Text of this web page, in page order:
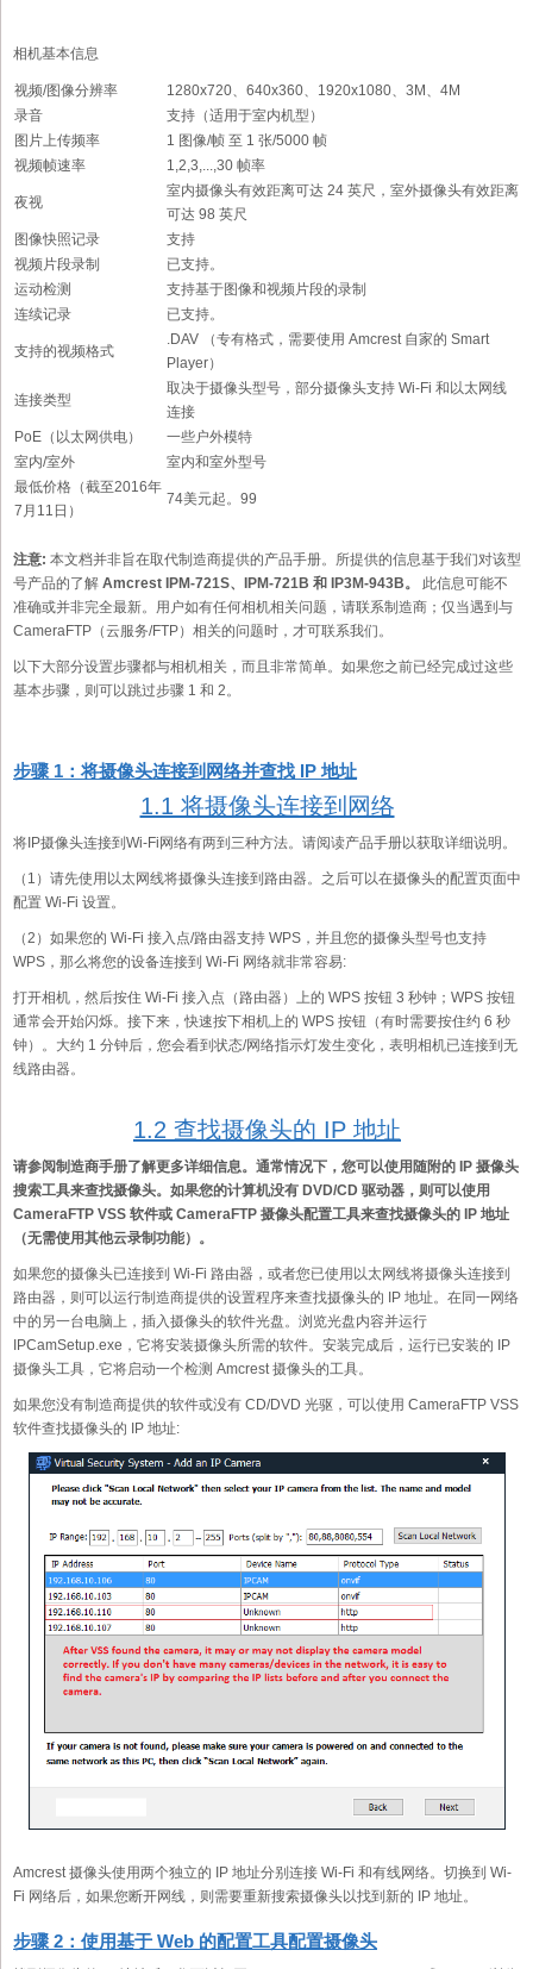
相机基本信息
视频/图像分辨率
1280x720、640x360、1920x1080、3M、4M
录音
支持（适用于室内机型）
图片上传频率
1 图像/帧 至 1 张/5000 帧
视频帧速率
1,2,3,...,30 帧率
夜视
室内摄像头有效距离可达 24 英尺，室外摄像头有效距离
可达 98 英尺
图像快照记录
支持
视频片段录制
已支持。
运动检测
支持基于图像和视频片段的录制
连续记录
已支持。
支持的视频格式
.DAV （专有格式，需要使用 Amcrest 自家的 Smart
Player）
连接类型
取决于摄像头型号，部分摄像头支持 Wi-Fi 和以太网线
连接
PoE（以太网供电）
一些户外模特
室内/室外
室内和室外型号
最低价格（截至2016年
7月11日）
74美元起。99
注意: 本文档并非旨在取代制造商提供的产品手册。所提供的信息基于我们对该型
号产品的了解 Amcrest IPM-721S、IPM-721B 和 IP3M-943B。
此信息可能不
准确或并非完全最新。用户如有任何相机相关问题，请联系制造商；仅当遇到与
CameraFTP（云服务/FTP）相关的问题时，才可联系我们。
以下大部分设置步骤都与相机相关，而且非常简单。如果您之前已经完成过这些
基本步骤，则可以跳过步骤 1 和 2。
步骤 1：将摄像头连接到网络并查找 IP 地址
1.1 将摄像头连接到网络
将IP摄像头连接到Wi-Fi网络有两到三种方法。请阅读产品手册以获取详细说明。
（1）请先使用以太网线将摄像头连接到路由器。之后可以在摄像头的配置页面中
配置 Wi-Fi 设置。
（2）如果您的 Wi-Fi 接入点/路由器支持 WPS，并且您的摄像头型号也支持
WPS，那么将您的设备连接到 Wi-Fi 网络就非常容易:
打开相机，然后按住 Wi-Fi 接入点（路由器）上的 WPS 按钮 3 秒钟；WPS 按钮
通常会开始闪烁。接下来，快速按下相机上的 WPS 按钮（有时需要按住约 6 秒
钟）。大约 1 分钟后，您会看到状态/网络指示灯发生变化，表明相机已连接到无
线路由器。
1.2 查找摄像头的 IP 地址
请参阅制造商手册了解更多详细信息。通常情况下，您可以使用随附的 IP 摄像头
搜索工具来查找摄像头。如果您的计算机没有 DVD/CD 驱动器，则可以使用
CameraFTP VSS 软件或 CameraFTP 摄像头配置工具来查找摄像头的 IP 地址
（无需使用其他云录制功能）。
如果您的摄像头已连接到 Wi-Fi 路由器，或者您已使用以太网线将摄像头连接到
路由器，则可以运行制造商提供的设置程序来查找摄像头的 IP 地址。在同一网络
中的另一台电脑上，插入摄像头的软件光盘。浏览光盘内容并运行
IPCamSetup.exe，它将安装摄像头所需的软件。安装完成后，运行已安装的 IP
摄像头工具，它将启动一个检测 Amcrest 摄像头的工具。
如果您没有制造商提供的软件或没有 CD/DVD 光驱，可以使用 CameraFTP VSS
软件查找摄像头的 IP 地址:
Amcrest 摄像头使用两个独立的 IP 地址分别连接 Wi-Fi 和有线网络。切换到 Wi-
Fi 网络后，如果您断开网线，则需要重新搜索摄像头以找到新的 IP 地址。
步骤 2：使用基于 Web 的配置工具配置摄像头